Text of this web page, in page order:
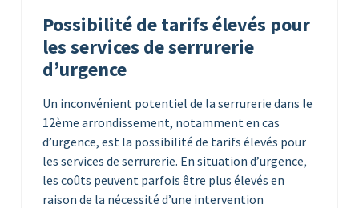
Possibilité de tarifs élevés pour
les services de serrurerie
d’urgence
Un inconvénient potentiel de la serrurerie dans le
12ème arrondissement, notamment en cas
d’urgence, est la possibilité de tarifs élevés pour
les services de serrurerie. En situation d’urgence,
les coûts peuvent parfois être plus élevés en
raison de la nécessité d’une intervention